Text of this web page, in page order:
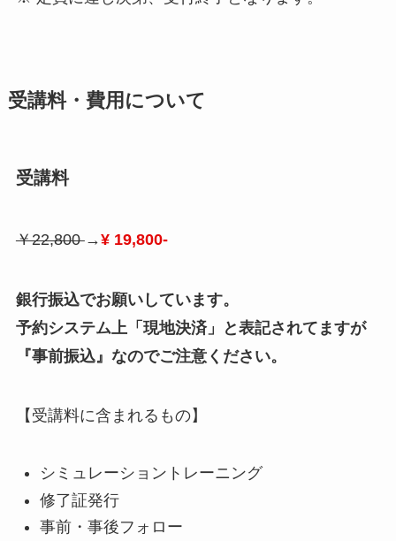
受講料・費用について
受講料
￥22,800→¥ 19,800-
銀行振込でお願いしています。
予約システム上「現地決済」と表記されてますが
『事前振込』なのでご注意ください。
【受講料に含まれるもの】
シミュレーショントレーニング
修了証発行
事前・事後フォロー